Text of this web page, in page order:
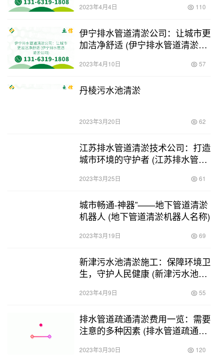
2023年4月4日 110
伊宁排水管道清淤公司：让城市更
加洁净舒适 (伊宁排水管道清淤公
2023年4月10日 57
丹棱污水池清淤
2023年3月20日 62
江苏排水管道清淤技术公司：打造
城市环境的守护者 (江苏排水管道
2023年3月25日 61
城市畅通-神器”——地下管道清淤
机器人 (地下管道清淤机器人名称)
2023年3月19日 69
新津污水池清淤施工：保障环境卫
生，守护人民健康 (新津污水池清
2023年4月9日 55
排水管道疏通清淤费用一览：需要
注意的多种因素 (排水管道疏通清
2023年3月30日 120